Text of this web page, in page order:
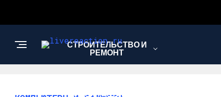
СТРОИТЕЛЬСТВО И
РЕМОНТ
АРХИТЕКТУРА И